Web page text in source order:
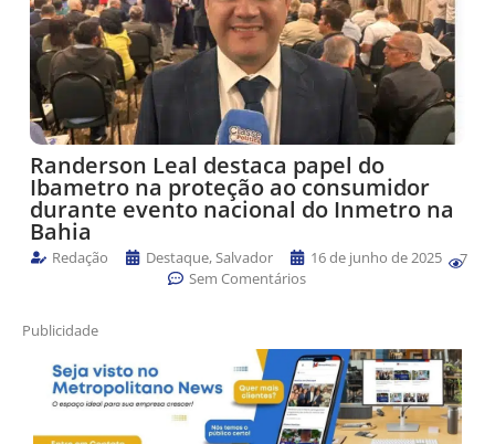
Randerson Leal destaca papel do
Ibametro na proteção ao consumidor
durante evento nacional do Inmetro na
Bahia
Redação Destaque,Salvador
16 de junho de 2025
Sem Comentários
7
Publicidade